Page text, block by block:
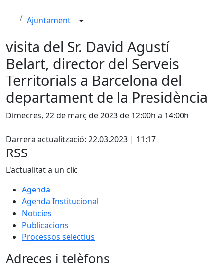
Ajuntament
visita del Sr. David Agustí
Belart, director del Serveis
Territorials a Barcelona del
departament de la Presidència
Dimecres, 22 de març de 2023 de 12:00h a 14:00h
Darrera actualització: 22.03.2023 | 11:17
RSS
L'actualitat a un clic
Agenda
Agenda Institucional
Notícies
Publicacions
Processos selectius
Adreces i telèfons